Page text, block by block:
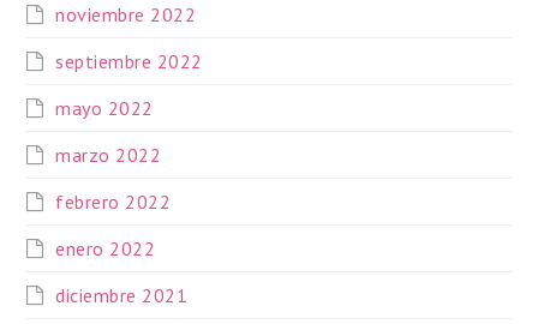
noviembre 2022
septiembre 2022
mayo 2022
marzo 2022
febrero 2022
enero 2022
diciembre 2021